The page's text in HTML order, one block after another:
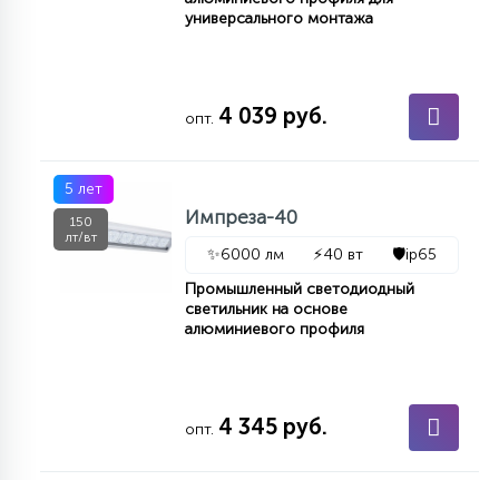
универсального монтажа
опт. 4 039 руб.
5 лет
150
лт/вт
Импреза-40
✨6000 лм ⚡40 вт 🛡️ip65
Промышленный светодиодный
светильник на основе
алюминиевого профиля
опт. 4 345 руб.